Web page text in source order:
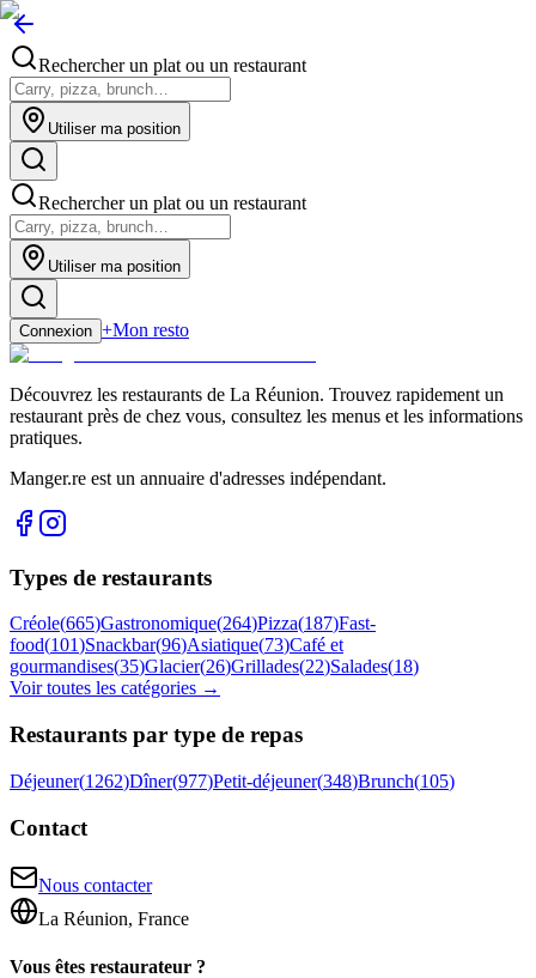
Rechercher un plat ou un restaurant
Utiliser ma position
Rechercher un plat ou un restaurant
Utiliser ma position
Connexion +Mon resto
Découvrez les restaurants de La Réunion. Trouvez rapidement un
restaurant près de chez vous, consultez les menus et les informations
pratiques.
Manger.re est un annuaire d'adresses indépendant.
Types de restaurants
Créole(665)Gastronomique(264)Pizza(187)Fast-
food(101)Snackbar(96)Asiatique(73)Café et
gourmandises(35)Glacier(26)Grillades(22)Salades(18)
Voir toutes les catégories →
Restaurants par type de repas
Déjeuner(1262)Dîner(977)Petit-déjeuner(348)Brunch(105)
Contact
Nous contacter
La Réunion, France
Vous êtes restaurateur ?